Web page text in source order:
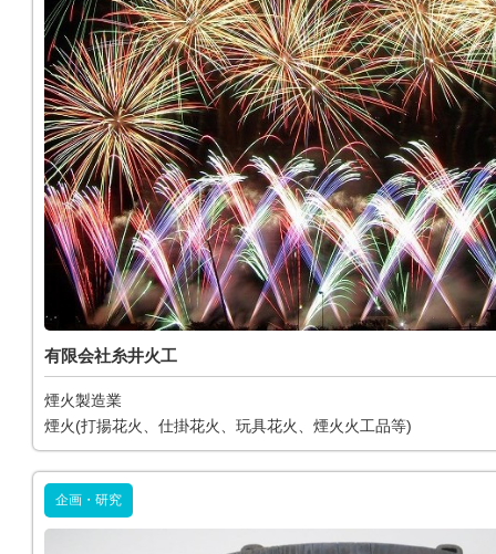
有限会社糸井火工
煙火製造業
煙火(打揚花火、仕掛花火、玩具花火、煙火火工品等)
企画・研究